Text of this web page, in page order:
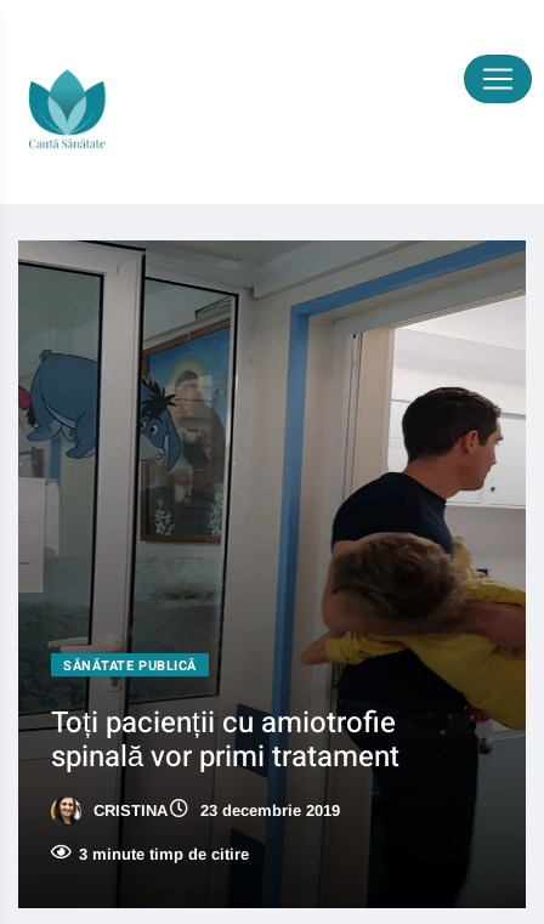
SĂNĂTATE PUBLICĂ
Toți pacienții cu amiotrofie
spinală vor primi tratament
CRISTINA 23 decembrie 2019
3 minute timp de citire